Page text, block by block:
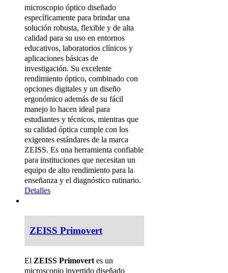
microscopio óptico diseñado
específicamente para brindar una
solución robusta, flexible y de alta
calidad para su uso en entornos
educativos, laboratorios clínicos y
aplicaciones básicas de
investigación. Su excelente
rendimiento óptico, combinado con
opciones digitales y un diseño
ergonómico además de su fácil
manejo lo hacen ideal para
estudiantes y técnicos, mientras que
su calidad óptica cumple con los
exigentes estándares de la marca
ZEISS. Es una herramienta confiable
para instituciones que necesitan un
equipo de alto rendimiento para la
enseñanza y el diagnóstico rutinario.
Detalles
ZEISS Primovert
El ZEISS Primovert es un
microscopio invertido diseñado